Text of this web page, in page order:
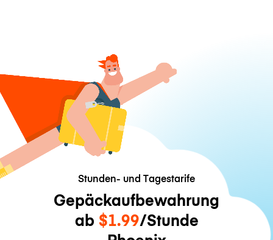
Stunden- und Tagestarife
Gepäckaufbewahrung
ab $1.99/Stunde